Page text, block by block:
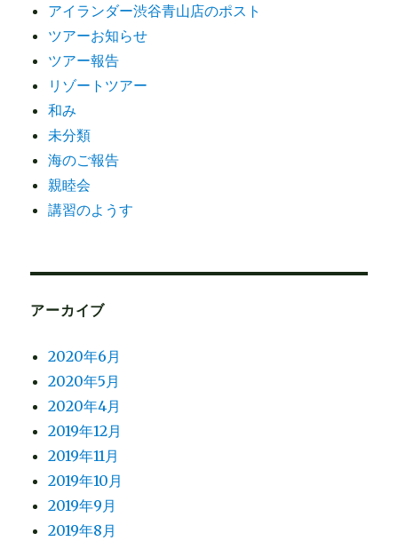
アイランダー渋谷青山店のポスト
ツアーお知らせ
ツアー報告
リゾートツアー
和み
未分類
海のご報告
親睦会
講習のようす
アーカイブ
2020年6月
2020年5月
2020年4月
2019年12月
2019年11月
2019年10月
2019年9月
2019年8月